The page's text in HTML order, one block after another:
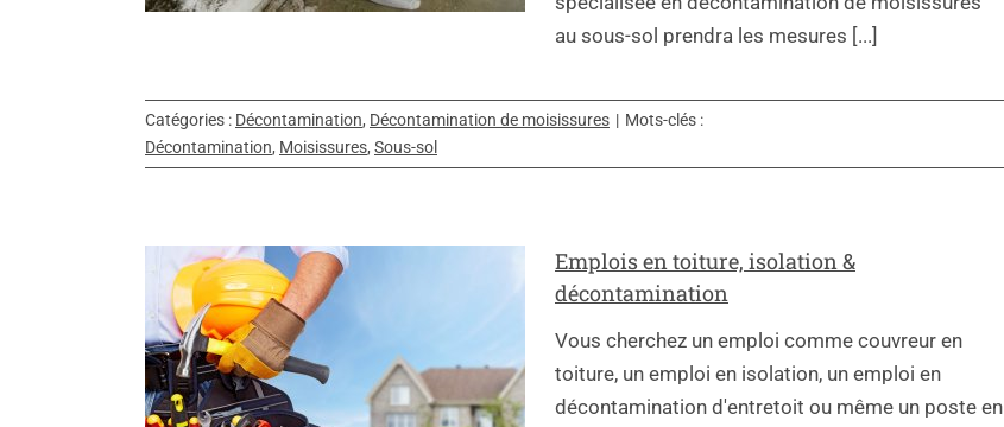
au sous-sol prendra les mesures [...]
Catégories : Décontamination, Décontamination de moisissures | Mots-clés :
Décontamination, Moisissures, Sous-sol
Emplois en toiture, isolation &
décontamination
Vous cherchez un emploi comme couvreur en
toiture, un emploi en isolation, un emploi en
décontamination d'entretoit ou même un poste en